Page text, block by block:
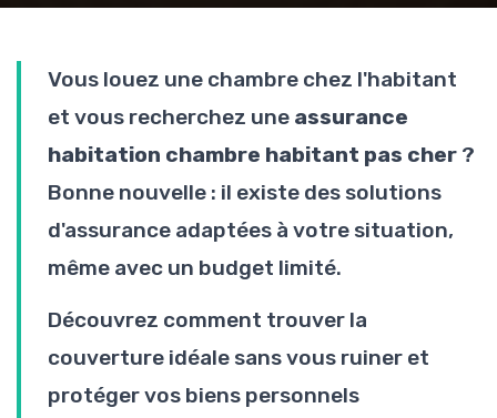
Vous louez une chambre chez l'habitant
et vous recherchez une assurance
habitation chambre habitant pas cher ?
Bonne nouvelle : il existe des solutions
d'assurance adaptées à votre situation,
même avec un budget limité.
Découvrez comment trouver la
couverture idéale sans vous ruiner et
protéger vos biens personnels